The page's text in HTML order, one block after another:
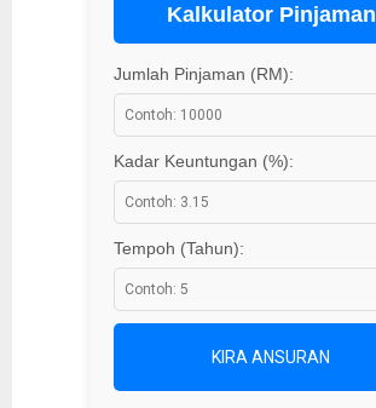
Kalkulator Pinjaman
Jumlah Pinjaman (RM):
Kadar Keuntungan (%):
Tempoh (Tahun):
KIRA ANSURAN